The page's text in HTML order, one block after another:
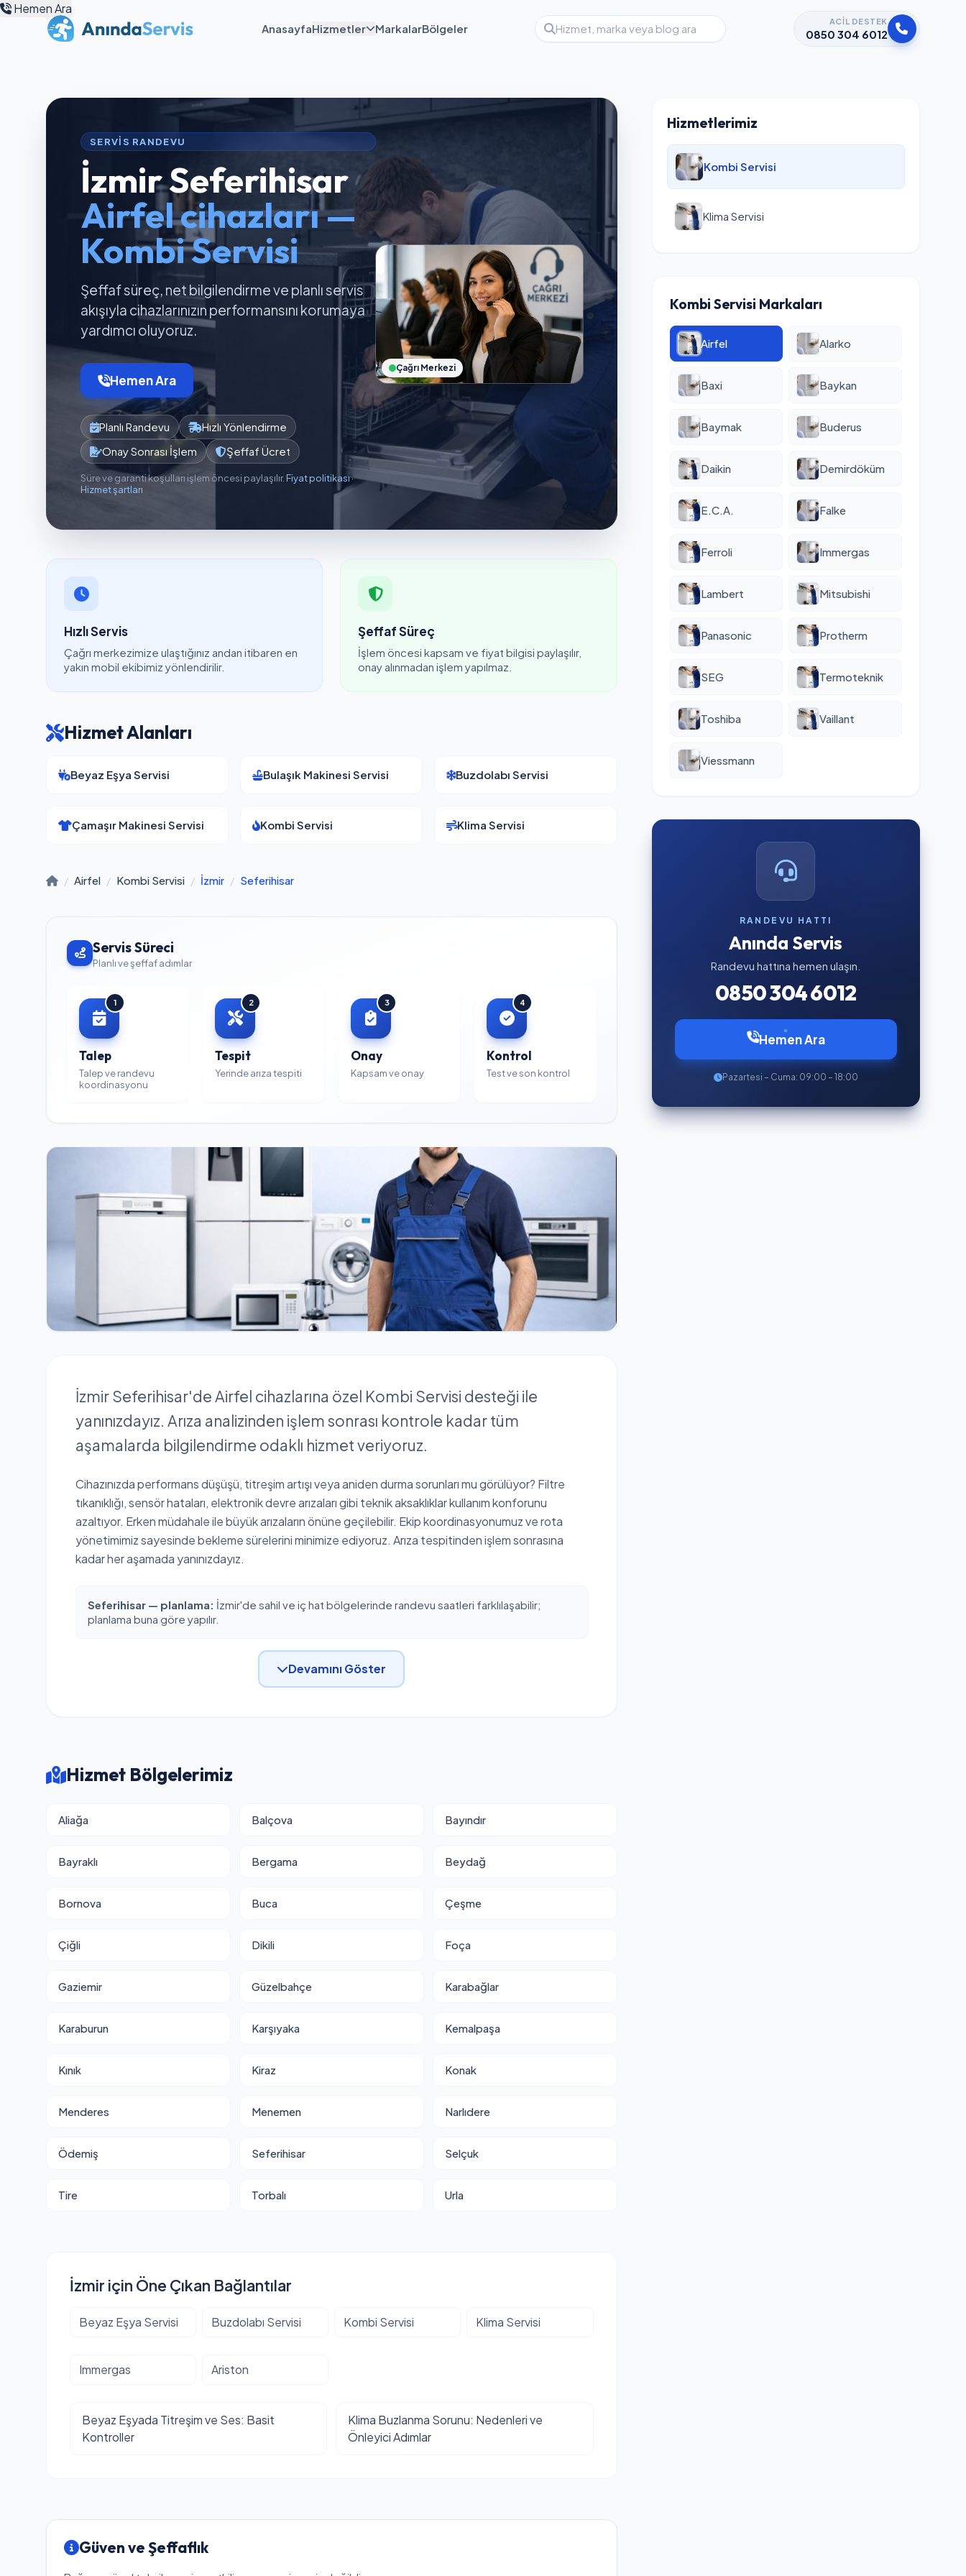
AnasayfaHizmetler MarkalarBölgeler
ACIL DESTEK
0850 304 6012
Hemen Ara
SERVIS RANDEVU
İzmir Seferihisar
Airfel cihazları —
Kombi Servisi
Şeffaf süreç, net bilgilendirme ve planlı servis
akışıyla cihazlarınızın performansını korumaya
yardımcı oluyoruz.
Hemen Ara
Planlı Randevu
Hızlı Yönlendirme
Onay Sonrası İşlem
Şeffaf Ücret
Süre ve garanti koşulları işlem öncesi paylaşılır. Fiyat politikası·
Hizmet şartları
Çağrı Merkezi
Hızlı Servis
Çağrı merkezimize ulaştığınız andan itibaren en
yakın mobil ekibimiz yönlendirilir.
Şeffaf Süreç
İşlem öncesi kapsam ve fiyat bilgisi paylaşılır,
onay alınmadan işlem yapılmaz.
Hizmet Alanları
Beyaz Eşya Servisi Bulaşık Makinesi Servisi Buzdolabı Servisi
Çamaşır Makinesi Servisi Kombi Servisi Klima Servisi
/ Airfel / Kombi Servisi / İzmir / Seferihisar
Servis Süreci
Planlı ve şeffaf adımlar
1
Talep
Talep ve randevu
koordinasyonu
2
Tespit
Yerinde arıza tespiti
3
Onay
Kapsam ve onay
4
Kontrol
Test ve son kontrol
İzmir Seferihisar'de Airfel cihazlarına özel Kombi Servisi desteği ile
yanınızdayız. Arıza analizinden işlem sonrası kontrole kadar tüm
aşamalarda bilgilendirme odaklı hizmet veriyoruz.
Cihazınızda performans düşüşü, titreşim artışı veya aniden durma sorunları mu görülüyor? Filtre
tıkanıklığı, sensör hataları, elektronik devre arızaları gibi teknik aksaklıklar kullanım konforunu
azaltıyor. Erken müdahale ile büyük arızaların önüne geçilebilir. Ekip koordinasyonumuz ve rota
yönetimimiz sayesinde bekleme sürelerini minimize ediyoruz. Arıza tespitinden işlem sonrasına
kadar her aşamada yanınızdayız.
Seferihisar — planlama: İzmir'de sahil ve iç hat bölgelerinde randevu saatleri farklılaşabilir;
planlama buna göre yapılır.
Devamını Göster
Hizmet Bölgelerimiz
Aliağa Balçova Bayındır
Bayraklı Bergama Beydağ
Bornova Buca Çeşme
Çiğli Dikili Foça
Gaziemir Güzelbahçe Karabağlar
Karaburun Karşıyaka Kemalpaşa
Kınık Kiraz Konak
Menderes Menemen Narlıdere
Ödemiş Seferihisar Selçuk
Tire Torbalı Urla
İzmir için Öne Çıkan Bağlantılar
Beyaz Eşya Servisi Buzdolabı Servisi Kombi Servisi Klima Servisi
Immergas Ariston
Beyaz Eşyada Titreşim ve Ses: Basit
Kontroller
Klima Buzlanma Sorunu: Nedenleri ve
Önleyici Adımlar
Güven ve Şeffaflık
Hizmetlerimiz
Kombi Servisi
Klima Servisi
Kombi Servisi Markaları
Airfel Alarko
Baxi Baykan
Baymak Buderus
Daikin Demirdöküm
E.C.A. Falke
Ferroli Immergas
Lambert Mitsubishi
Panasonic Protherm
SEG Termoteknik
Toshiba Vaillant
Viessmann
RANDEVU HATTI
Anında Servis
Randevu hattına hemen ulaşın.
0850 304 6012
Hemen Ara
Pazartesi – Cuma: 09:00 – 18:00